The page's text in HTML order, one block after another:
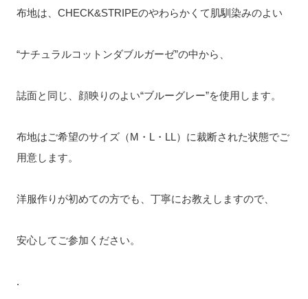
布地は、CHECK&STRIPEのやわらかくて肌馴染みのよい
“ナチュラルコットンダブルガーゼ”の中から、
誌面と同じ、顔映りのよい“ブルーグレー”を使用します。
布地はご希望のサイズ（M・L・LL）に裁断された状態でご
用意します。
洋服作りが初めての方でも、丁寧にお教えしますので、
安心してご参加ください。
.